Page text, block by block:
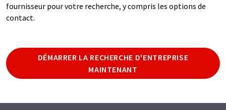
fournisseur pour votre recherche, y compris les options de
contact.
DÉMARRER LA RECHERCHE D'ENTREPRISE
MAINTENANT